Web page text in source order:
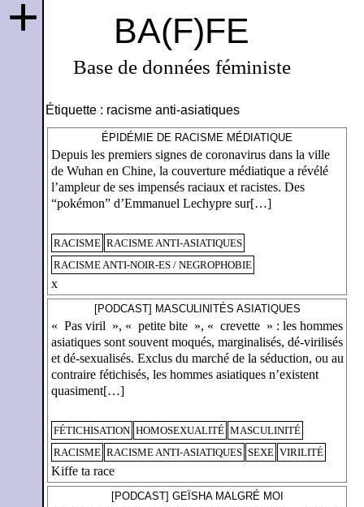
BA(F)FE
Base de données féministe
+
Étiquette : racisme anti-asiatiques
ÉPIDÉMIE DE RACISME MÉDIATIQUE
Depuis les premiers signes de coronavirus dans la ville
de Wuhan en Chine, la couverture médiatique a révélé
l’ampleur de ses impensés raciaux et racistes. Des
“pokémon” d’Emmanuel Lechypre sur[…]
RACISME RACISME ANTI-ASIATIQUES
RACISME ANTI-NOIR-ES / NEGROPHOBIE
x
[PODCAST] MASCULINITÉS ASIATIQUES
« Pas viril », « petite bite », « crevette » : les hommes
asiatiques sont souvent moqués, marginalisés, dé-virilisés
et dé-sexualisés. Exclus du marché de la séduction, ou au
contraire fétichisés, les hommes asiatiques n’existent
quasiment[…]
FÉTICHISATION HOMOSEXUALITÉ MASCULINITÉ
RACISME RACISME ANTI-ASIATIQUES SEXE VIRILITÉ
Kiffe ta race
[PODCAST] GEÏSHA MALGRÉ MOI